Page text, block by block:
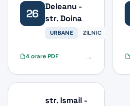
26
Deleanu -
str. Doina
URBANE ZILNIC
4 orare PDF →
str. Ismail -